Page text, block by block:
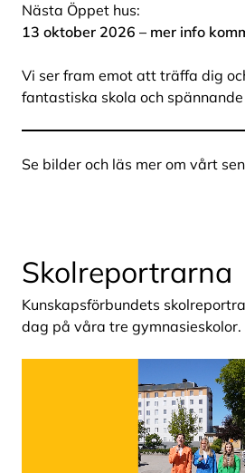
Nästa Öppet hus:
13 oktober 2026 – mer info
Vi ser fram emot att träffa dig
fantastiska skola och
Se bilder och läs mer om vårt
Skolreportrarna
Kunskapsförbundets
dag på våra tre gymnasieskolor.